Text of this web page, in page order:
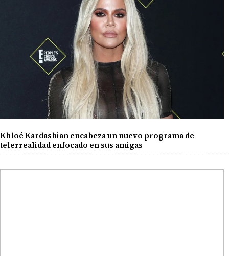
Khloé Kardashian encabeza un nuevo programa de
telerrealidad enfocado en sus amigas